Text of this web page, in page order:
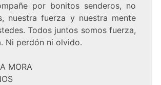
por bonitos senderos, no
nuestra fuerza y nuestra mente
Todos juntos somos fuerza,
Ni perdón ni olvido.
MORA